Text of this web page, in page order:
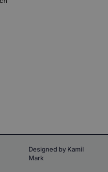
Designed by Kamil
Mark